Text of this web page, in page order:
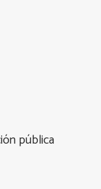
pública